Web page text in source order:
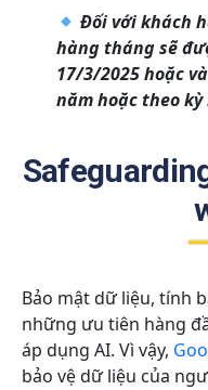
Đối với khách
hàng tháng sẽ
17/3/2025 hoặc
năm hoặc theo
Bảo mật dữ liệu, tính
những ưu tiên hàng
áp dụng AI. Vì vậy,
bảo vệ dữ liệu của